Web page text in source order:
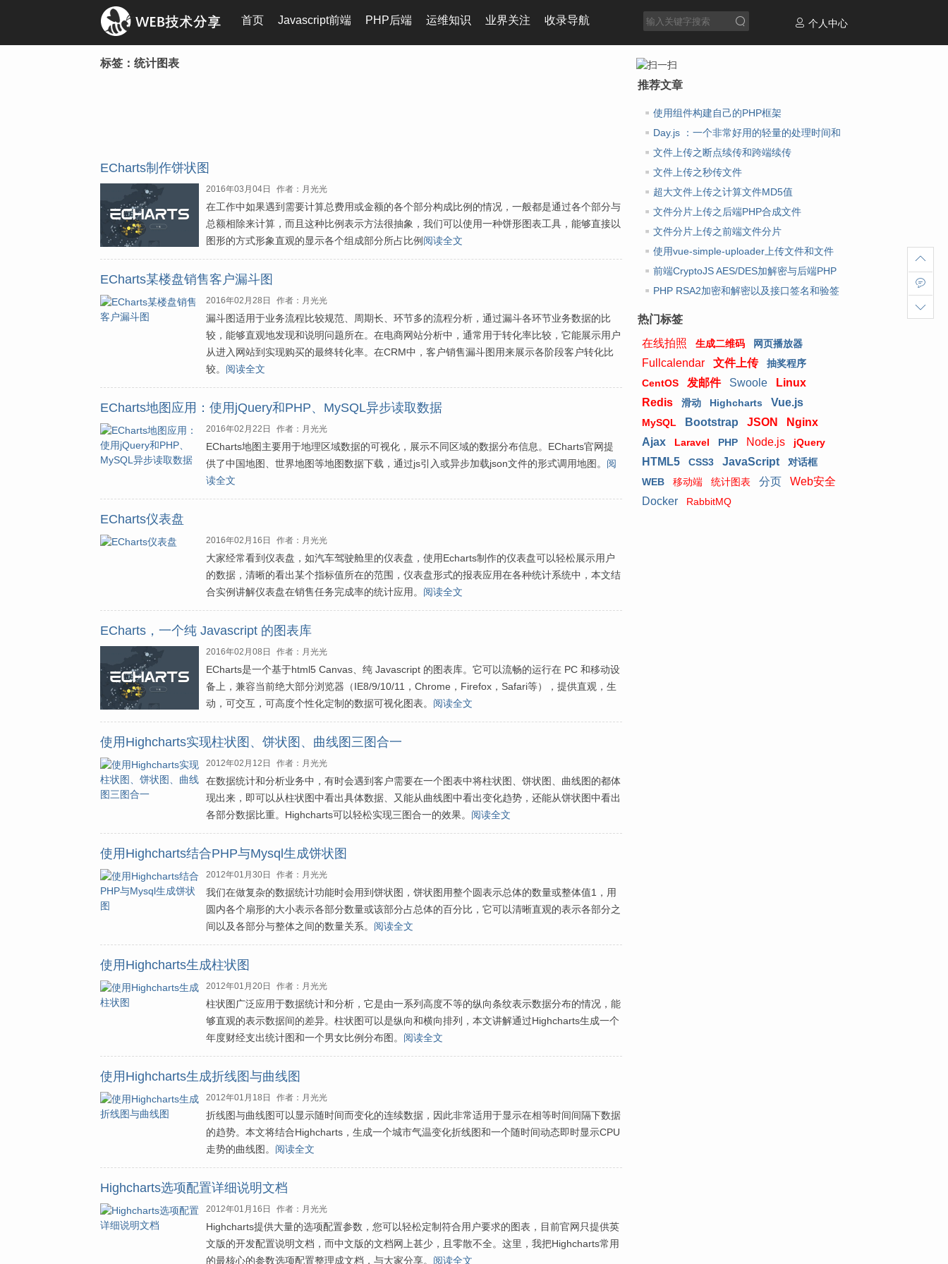
首页 Javascript前端 PHP后端 运维知识 业界关注 收录导航 个人中心
标签：统计图表
ECharts制作饼状图
2016年03月04日 作者：月光光
在工作中如果遇到需要计算总费用或金额的各个部分构成比例的情况，一般都是通过各个部分与
总额相除来计算，而且这种比例表示方法很抽象，我们可以使用一种饼形图表工具，能够直接以
图形的方式形象直观的显示各个组成部分所占比例 阅读全文
ECharts某楼盘销售客户漏斗图
2016年02月28日 作者：月光光
漏斗图适用于业务流程比较规范、周期长、环节多的流程分析，通过漏斗各环节业务数据的比
较，能够直观地发现和说明问题所在。在电商网站分析中，通常用于转化率比较，它能展示用户
从进入网站到实现购买的最终转化率。在CRM中，客户销售漏斗图用来展示各阶段客户转化比
较。 阅读全文
ECharts地图应用：使用jQuery和PHP、MySQL异步读取数据
2016年02月22日 作者：月光光
ECharts地图主要用于地理区域数据的可视化，展示不同区域的数据分布信息。ECharts官网提
供了中国地图、世界地图等地图数据下载，通过js引入或异步加载json文件的形式调用地图。 阅
读全文
ECharts仪表盘
2016年02月16日 作者：月光光
大家经常看到仪表盘，如汽车驾驶舱里的仪表盘，使用Echarts制作的仪表盘可以轻松展示用户
的数据，清晰的看出某个指标值所在的范围，仪表盘形式的报表应用在各种统计系统中，本文结
合实例讲解仪表盘在销售任务完成率的统计应用。 阅读全文
ECharts，一个纯 Javascript 的图表库
2016年02月08日 作者：月光光
ECharts是一个基于html5 Canvas、纯 Javascript 的图表库。它可以流畅的运行在 PC 和移动设
备上，兼容当前绝大部分浏览器（IE8/9/10/11，Chrome，Firefox，Safari等），提供直观，生
动，可交互，可高度个性化定制的数据可视化图表。 阅读全文
使用Highcharts实现柱状图、饼状图、曲线图三图合一
2012年02月12日 作者：月光光
在数据统计和分析业务中，有时会遇到客户需要在一个图表中将柱状图、饼状图、曲线图的都体
现出来，即可以从柱状图中看出具体数据、又能从曲线图中看出变化趋势，还能从饼状图中看出
各部分数据比重。Highcharts可以轻松实现三图合一的效果。 阅读全文
使用Highcharts结合PHP与Mysql生成饼状图
2012年01月30日 作者：月光光
我们在做复杂的数据统计功能时会用到饼状图，饼状图用整个圆表示总体的数量或整体值1，用
圆内各个扇形的大小表示各部分数量或该部分占总体的百分比，它可以清晰直观的表示各部分之
间以及各部分与整体之间的数量关系。 阅读全文
使用Highcharts生成柱状图
2012年01月20日 作者：月光光
柱状图广泛应用于数据统计和分析，它是由一系列高度不等的纵向条纹表示数据分布的情况，能
够直观的表示数据间的差异。柱状图可以是纵向和横向排列，本文讲解通过Highcharts生成一个
年度财经支出统计图和一个男女比例分布图。 阅读全文
使用Highcharts生成折线图与曲线图
2012年01月18日 作者：月光光
折线图与曲线图可以显示随时间而变化的连续数据，因此非常适用于显示在相等时间间隔下数据
的趋势。本文将结合Highcharts，生成一个城市气温变化折线图和一个随时间动态即时显示CPU
走势的曲线图。 阅读全文
Highcharts选项配置详细说明文档
2012年01月16日 作者：月光光
Highcharts提供大量的选项配置参数，您可以轻松定制符合用户要求的图表，目前官网只提供英
文版的开发配置说明文档，而中文版的文档网上甚少，且零散不全。这里，我把Highcharts常用
的最核心的参数选项配置整理成文档，与大家分享。 阅读全文
推荐文章
使用组件构建自己的PHP框架
Day.js ：一个非常好用的轻量的处理时间和
日期库
文件上传之断点续传和跨端续传
文件上传之秒传文件
超大文件上传之计算文件MD5值
文件分片上传之后端PHP合成文件
文件分片上传之前端文件分片
使用vue-simple-uploader上传文件和文件
夹 前端CryptoJS AES/DES加解密与后端PHP
AES/DES加解密
PHP RSA2加密和解密以及接口签名和验签
热门标签
在线拍照
生成二维码 网页播放器
Fullcalendar 文件上传
抽奖程序
CentOS
发邮件 Swoole
Linux
Redis
滑动 Highcharts Vue.js
MySQL Bootstrap JSON
Nginx
Ajax
Laravel PHP Node.js jQuery
HTML5 CSS3 JavaScript
对话框
WEB
移动端 统计图表 分页
Web安全
Docker
RabbitMQ